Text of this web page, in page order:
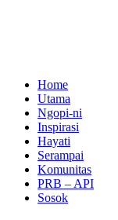
Home
Utama
Ngopi-ni
Inspirasi
Hayati
Serampai
Komunitas
PRB – API
Sosok